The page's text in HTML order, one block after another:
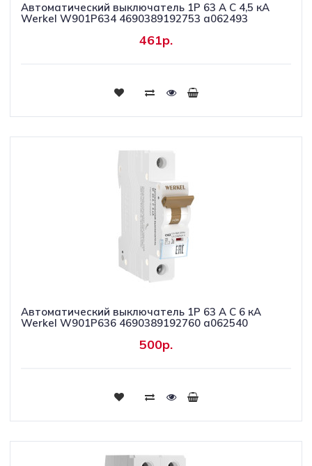
Автоматический выключатель 1P 63 A C 4,5 кА
Werkel W901P634 4690389192753 a062493
461р.
Купить
Автоматический выключатель 1P 63 A C 6 кА
Werkel W901P636 4690389192760 a062540
500р.
Купить